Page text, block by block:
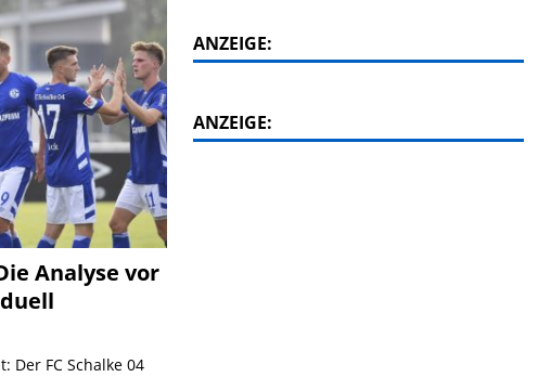
Analyse vor
Der FC Schalke 04
ANZEIGE:
ANZEIGE: